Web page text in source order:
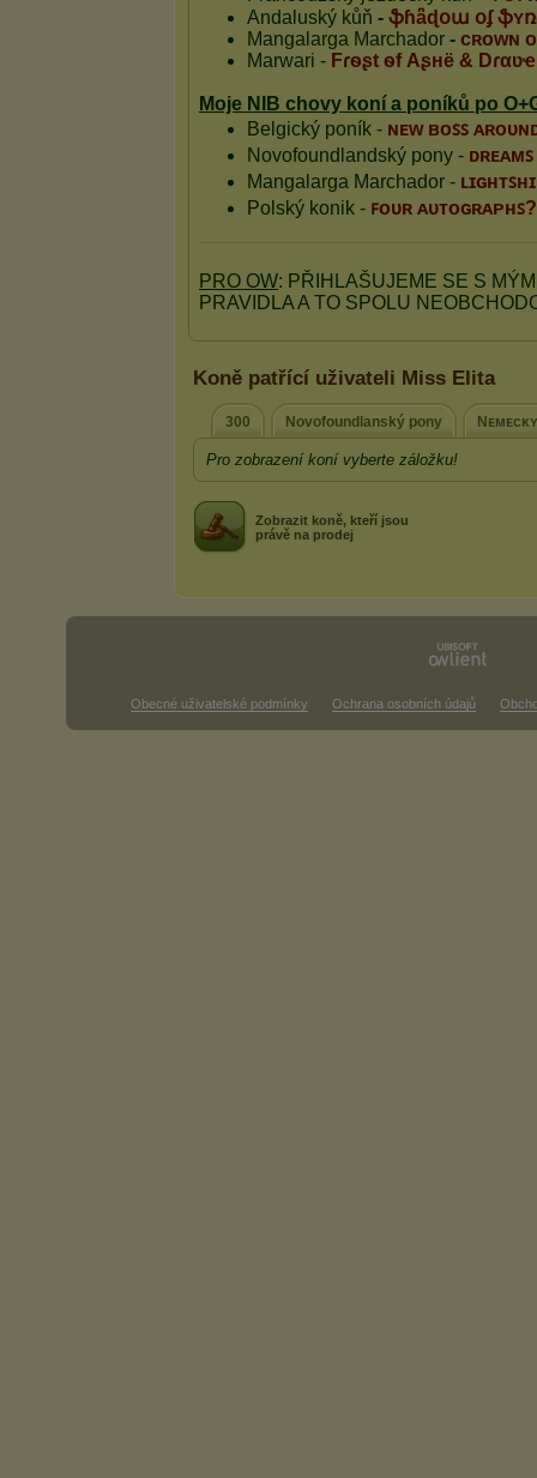
Koně patřící uživateli Miss Elita
300 Novofoundlanský pony
Pro zobrazení koní vyberte záložku!
Zobrazit koně, kteří jsou
právě na prodej
Obecné uživatelské podmínky Ochrana osobních údajů